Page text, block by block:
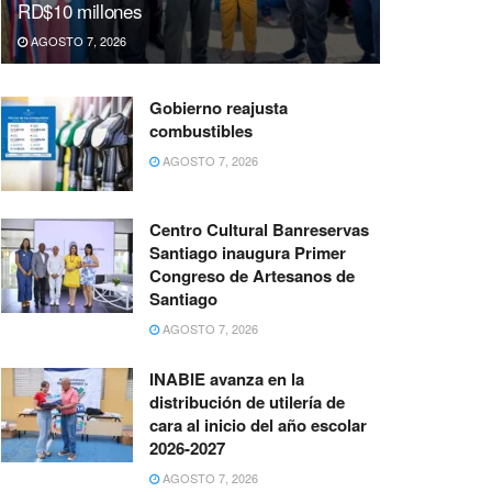
RD$10 millones
AGOSTO 7, 2026
Gobierno reajusta
combustibles
AGOSTO 7, 2026
Centro Cultural Banreservas
Santiago inaugura Primer
Congreso de Artesanos de
Santiago
AGOSTO 7, 2026
INABIE avanza en la
distribución de utilería de
cara al inicio del año escolar
2026-2027
AGOSTO 7, 2026